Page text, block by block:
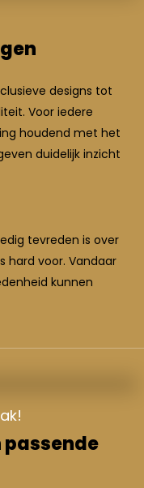
designs tot
Voor iedere
houdend met het
duidelijk inzicht
tevreden is over
hard voor. Vandaar
kunnen
passende